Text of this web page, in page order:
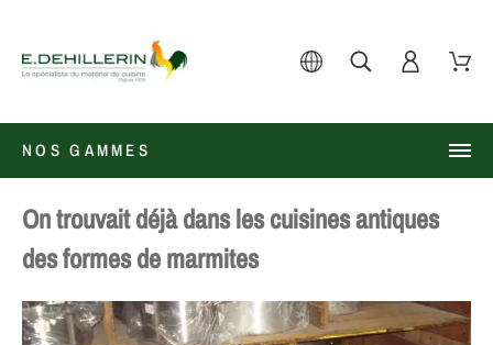
NOS GAMMES
On trouvait déjà dans les cuisines antiques
des formes de marmites